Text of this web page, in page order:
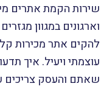
שירות הקמת אתרים
וארגונים במגוון
להקים אתר מכירות
עוצמתי ויעיל. איך
שאתם והעסק צריכים